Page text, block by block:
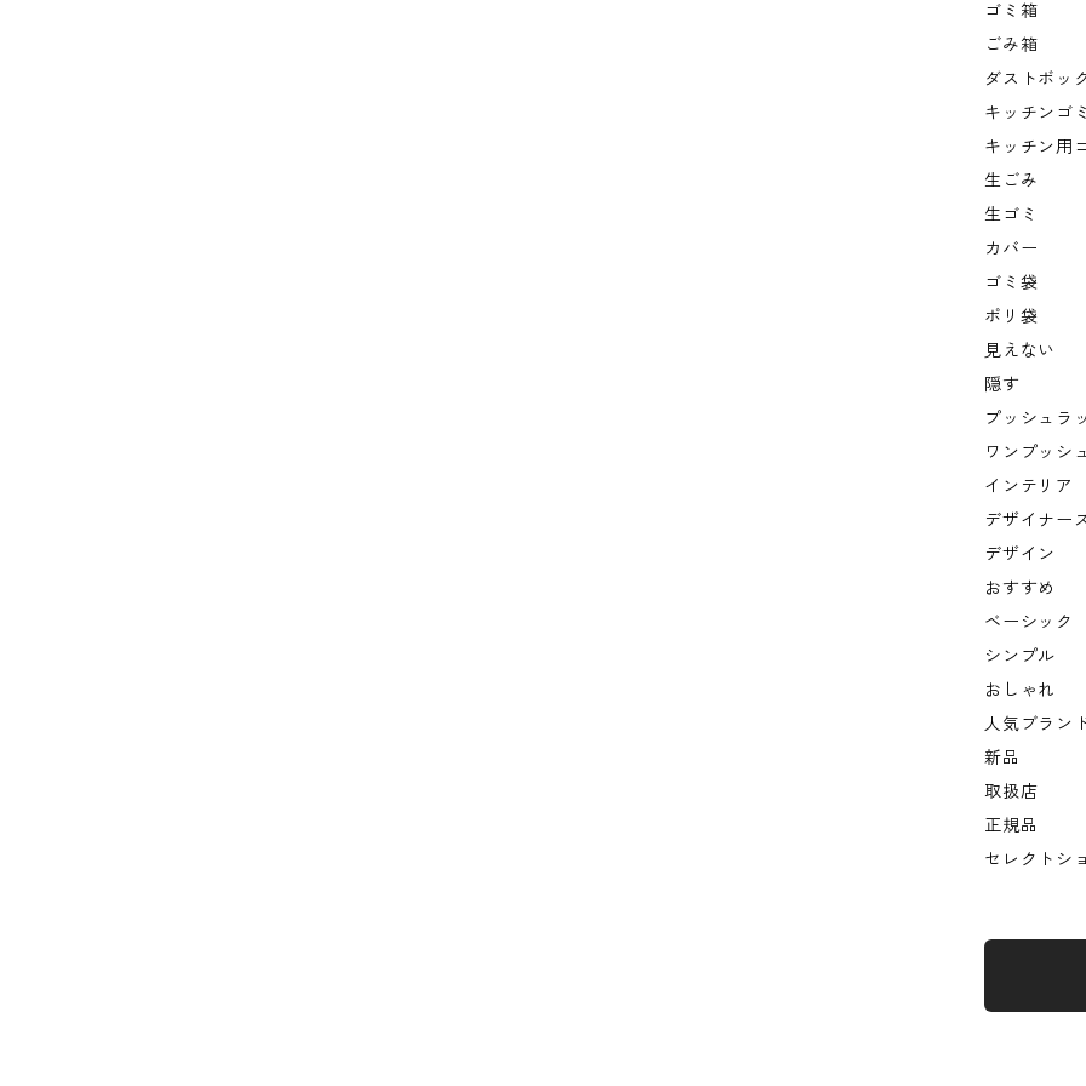
ゴミ箱
ごみ箱
ダストボッ
キッチンゴ
キッチン用
生ごみ
生ゴミ
カバー
ゴミ袋
ポリ袋
見えない
隠す
プッシュラ
ワンプッシ
インテリア
デザイナー
デザイン
おすすめ
ベーシック
シンプル
おしゃれ
人気ブラン
新品
取扱店
正規品
セレクトシ